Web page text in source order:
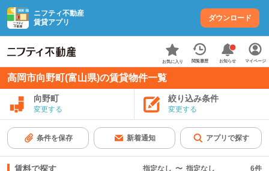
ニフティ不動産
賃貸アプリ
ダウンロード
お気に入り 閲覧履歴 お知らせ マイページ
高岡市向野町(富山県)の賃貸物件一覧
向野町
変更する
絞り込み条件
変更する
条件を保存 新着通知 アプリで探す
賃料で探す 指定なし 〜 指定なし 6件